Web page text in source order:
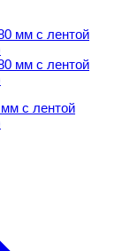
с лентой
с лентой